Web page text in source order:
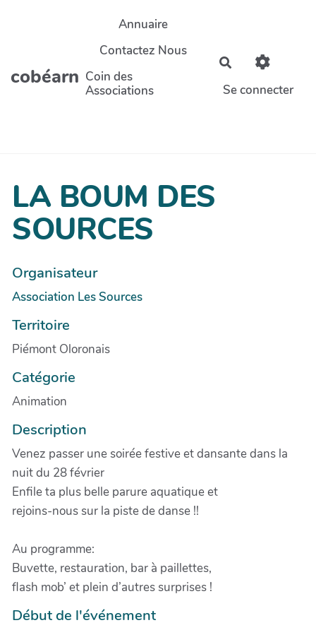
Aller au contenu principal
cobéarn
Annuaire
Contactez Nous
Coin des
Associations
Rechercher
Se connecter
LA BOUM DES
SOURCES
Organisateur
Association Les Sources
Territoire
Piémont Oloronais
Catégorie
Animation
Description
Venez passer une soirée festive et dansante dans la
nuit du 28 février
Enfile ta plus belle parure aquatique et
rejoins-nous sur la piste de danse !!
Au programme:
Buvette, restauration, bar à paillettes,
flash mob’ et plein d’autres surprises !
Début de l'événement